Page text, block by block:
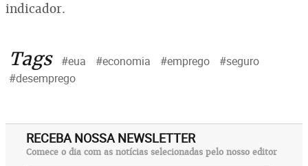
indicador.
Tags #eua #economia #emprego
#seguro
#desemprego
RECEBA NOSSA NEWSLETTER
Comece o dia com as notícias selecionadas pelo nosso editor